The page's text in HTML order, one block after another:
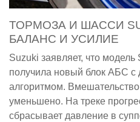
ТОРМОЗА И ШАССИ
БАЛАНС И УСИЛИЕ
Suzuki заявляет, что
получила новый блок АБС с
алгоритмом.
уменьшено. На треке
сбрасывает давление в